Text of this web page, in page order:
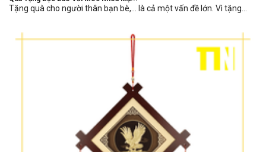
Tặng quà cho người thân bạn bè,… là cả một vấn đề lớn. Vì tặng...